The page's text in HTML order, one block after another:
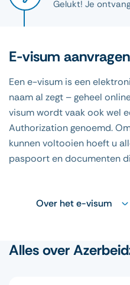
Gelukt! Je
E-visum aanvragen
Een e-visum is een
naam al zegt – geheel
visum wordt vaak ook wel
Authorization genoemd.
kunnen voltooien hoeft u
paspoort en documenten
Over het e-visum
Alles over